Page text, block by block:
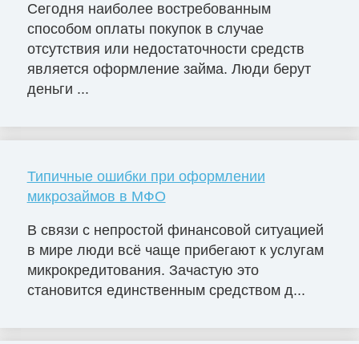
Сегодня наиболее востребованным
способом оплаты покупок в случае
отсутствия или недостаточности средств
является оформление займа. Люди берут
деньги ...
Типичные ошибки при оформлении
микрозаймов в МФО
В связи с непростой финансовой ситуацией
в мире люди всё чаще прибегают к услугам
микрокредитования. Зачастую это
становится единственным средством д...